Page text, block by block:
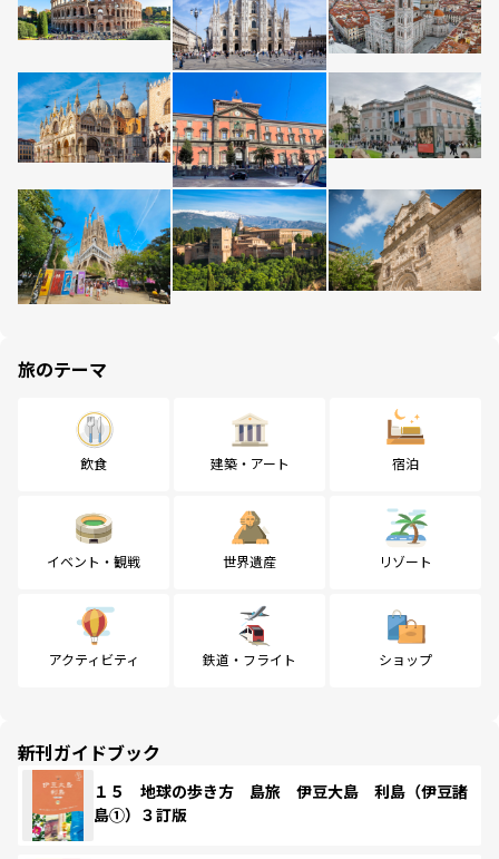
旅のテーマ
飲食 建築・アート 宿泊
イベント・観戦 世界遺産 リゾート
アクティビティ 鉄道・フライト ショップ
新刊ガイドブック
１５ 地球の歩き方 島旅 伊豆大島 利島（伊豆諸
島①）３訂版